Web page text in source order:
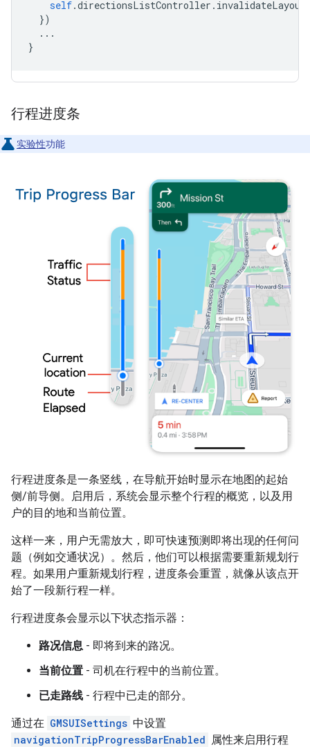
self.directionsListController . invalidateLayout
})
...
}
行程进度条
实验性功能
行程进度条是一条竖线，在导航开始时显示在地图的起始
侧/前导侧。启用后，系统会显示整个行程的概览，以及用
户的目的地和当前位置。
这样一来，用户无需放大，即可快速预测即将出现的任何问
题（例如交通状况）。然后，他们可以根据需要重新规划行
程。如果用户重新规划行程，进度条会重置，就像从该点开
始了一段新行程一样。
行程进度条会显示以下状态指示器：
路况信息 - 即将到来的路况。
当前位置 - 司机在行程中的当前位置。
已走路线 - 行程中已走的部分。
通过在 GMSUISettings 中设置
navigationTripProgressBarEnabled 属性来启用行程